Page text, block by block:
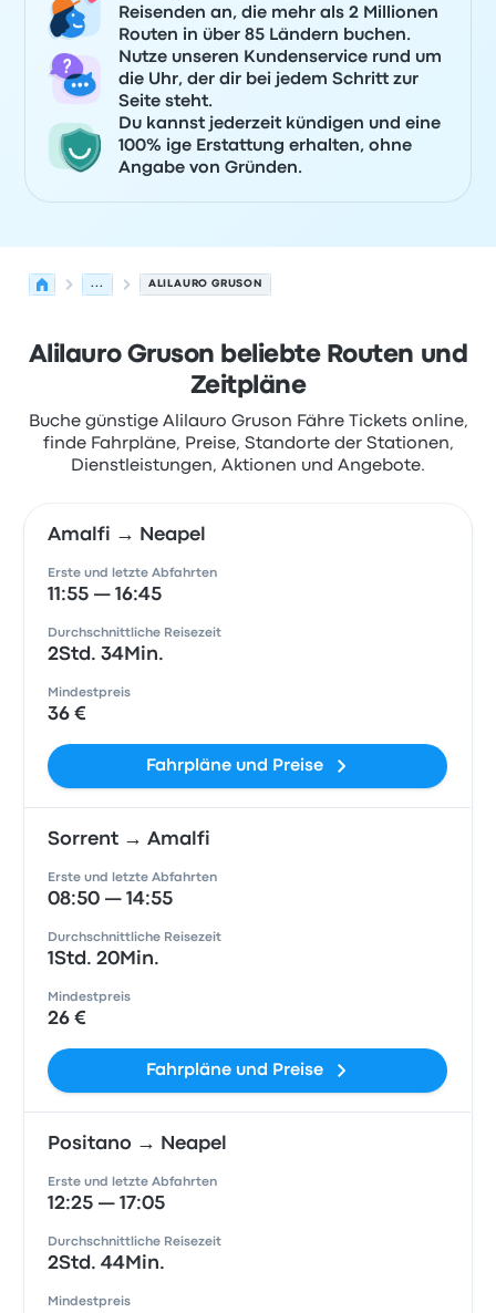
Reisenden an, die mehr als 2 Millionen
Routen in über 85 Ländern buchen.
Nutze unseren Kundenservice rund um
die Uhr, der dir bei jedem Schritt zur
Seite steht.
Du kannst jederzeit kündigen und eine
100% ige Erstattung erhalten, ohne
Angabe von Gründen.
... ALILAURO GRUSON
Alilauro Gruson beliebte Routen und
Zeitpläne
Buche günstige Alilauro Gruson Fähre Tickets online,
finde Fahrpläne, Preise, Standorte der Stationen,
Dienstleistungen, Aktionen und Angebote.
Amalfi → Neapel
Erste und letzte Abfahrten
11:55 — 16:45
Durchschnittliche Reisezeit
2Std. 34Min.
Mindestpreis
36 €
Fahrpläne und Preise
Sorrent → Amalfi
Erste und letzte Abfahrten
08:50 — 14:55
Durchschnittliche Reisezeit
1Std. 20Min.
Mindestpreis
26 €
Fahrpläne und Preise
Positano → Neapel
Erste und letzte Abfahrten
12:25 — 17:05
Durchschnittliche Reisezeit
2Std. 44Min.
Mindestpreis